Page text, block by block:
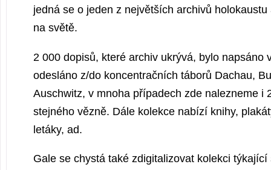
jedná se o jeden z největších archivů
na světě.
2 000 dopisů, které archiv ukrývá, bylo napsáno
odesláno z/do koncentračních táborů Dachau,
Auschwitz, v mnoha případech zde nalezneme i
stejného vězně. Dále kolekce nabízí knihy,
letáky, ad.
Gale se chystá také zdigitalizovat kolekci týkající